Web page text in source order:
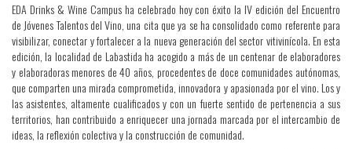
EDA Drinks & Wine Campus ha celebrado hoy con éxito la IV edición del Encuentro
de Jóvenes Talentos del Vino, una cita que ya se ha consolidado como referente para
visibilizar, conectar y fortalecer a la nueva generación del sector vitivinícola. En esta
edición, la localidad de Labastida ha acogido a más de un centenar de elaboradores
y elaboradoras menores de 40 años, procedentes de doce comunidades autónomas,
que comparten una mirada comprometida, innovadora y apasionada por el vino. Los y
las asistentes, altamente cualificados y con un fuerte sentido de pertenencia a sus
territorios, han contribuido a enriquecer una jornada marcada por el intercambio de
ideas, la reflexión colectiva y la construcción de comunidad.